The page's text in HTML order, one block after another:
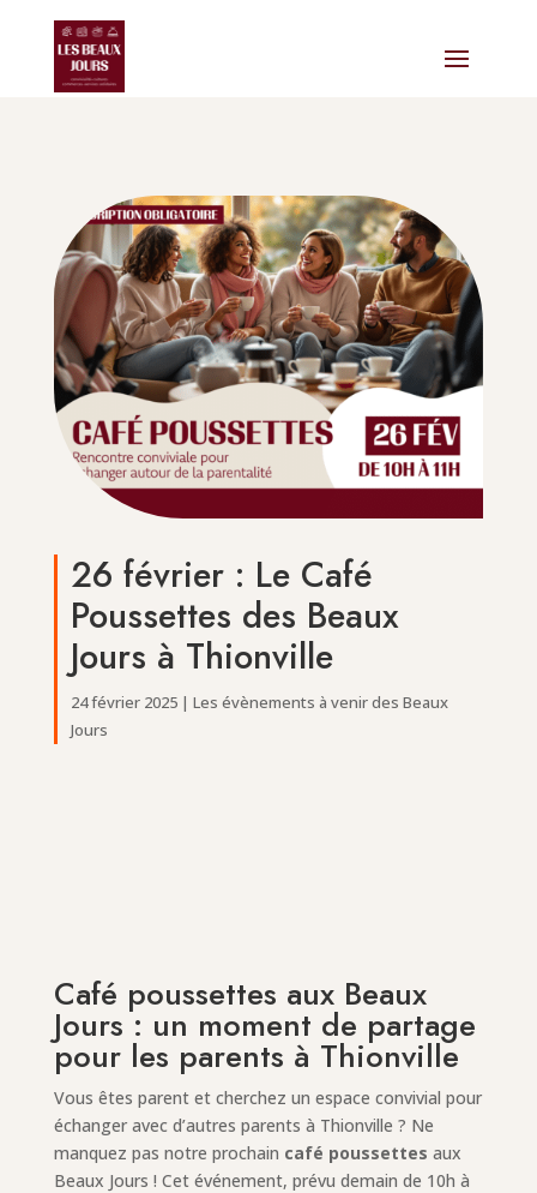
26 février : Le Café
Poussettes des Beaux
Jours à Thionville
24 février 2025| Les évènements à venir des Beaux
Jours
Café poussettes aux Beaux
Jours : un moment de partage
pour les parents à Thionville
Vous êtes parent et cherchez un espace convivial pour
échanger avec d’autres parents à Thionville ? Ne
manquez pas notre prochain café poussettes aux
Beaux Jours ! Cet événement, prévu demain de 10h à